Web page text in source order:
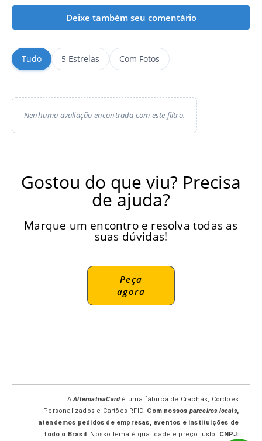
Deixe também seu comentário
Tudo 5 Estrelas Com Fotos
Nenhuma avaliação encontrada com este filtro.
Gostou do que viu? Precisa
de ajuda?
Marque um encontro e resolva todas as
suas dúvidas!
Peça
agora
AAlternativaCardé uma fábrica de Crachás, Cordões
Personalizados e Cartões RFID. Com nossos parceiros locais,
atendemos pedidos de empresas, eventos e instituições de
todo o Brasil . Nosso lema é qualidade e preço justo. CNPJ: